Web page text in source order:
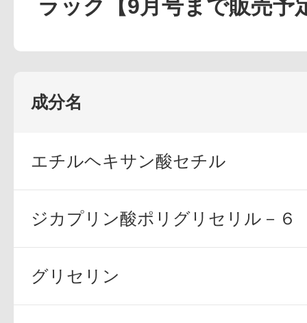
ドレススノー
ラック【9月号まで販売予
成分名
エチルヘキサン酸セチル
ジカプリン酸ポリグリセリル－６
グリセリン